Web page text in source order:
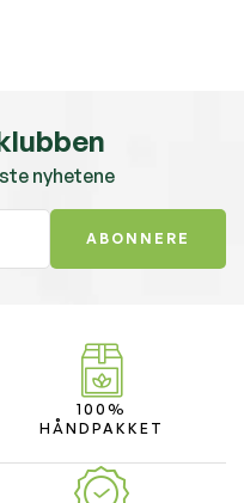
nyhetene
ABONNERE
100%
HÅNDPAKKET